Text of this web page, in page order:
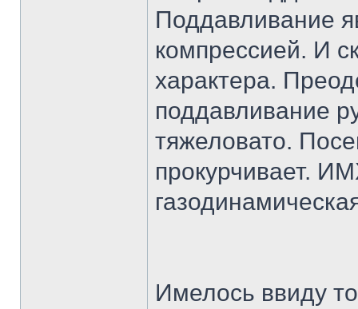
Поддавливание
компрессией. И
характера.
поддавливание
тяжеловато.
прокурчивает.
Имелось ввиду